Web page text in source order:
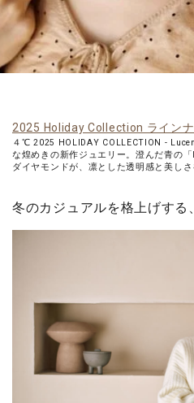
2025 Holiday Collection ライン
４℃ 2025 HOLIDAY COLLECTION -
な煌めきの新作ジュエリー。澄んだ青の
ダイヤモンドが、凛とした透明感と美しさ
冬のカジュアルを格上げする